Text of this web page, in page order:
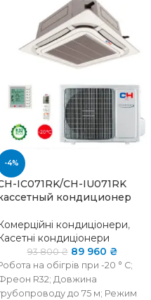
-4%
IC071RK/CH-IU071RK
кондиционер
кондиціонери,
кондиціонери
93 800₴ 89 960 ₴
на обігрів при -20 ° C;
R32; Довжина
до 75 м; Режим